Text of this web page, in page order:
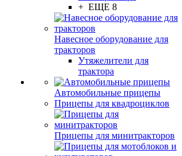
+ ЕЩЕ 8
Навесное оборудование для
тракторов
Утяжелители для
трактора
Автомобильные прицепы
Прицепы для квадроциклов
Прицепы для минитракторов